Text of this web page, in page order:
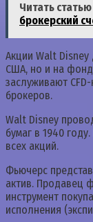
Читать статью
брокерский
Акции Walt
США, но и на
заслуживают
брокеров.
Walt Disney
бумаг в 1940
всех акций.
Фьючерс
актив. Продавец
инструмент
исполнения